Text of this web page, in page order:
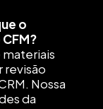
o
revisão
Nossa
da